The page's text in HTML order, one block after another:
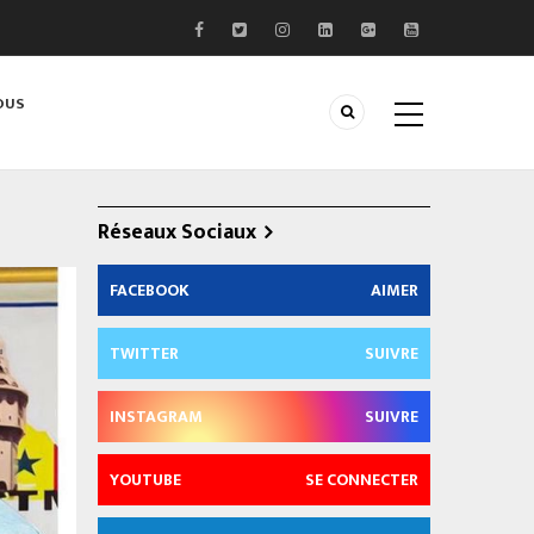
Réseaux Sociaux
FACEBOOK AIMER
TWITTER SUIVRE
INSTAGRAM SUIVRE
YOUTUBE SE CONNECTER